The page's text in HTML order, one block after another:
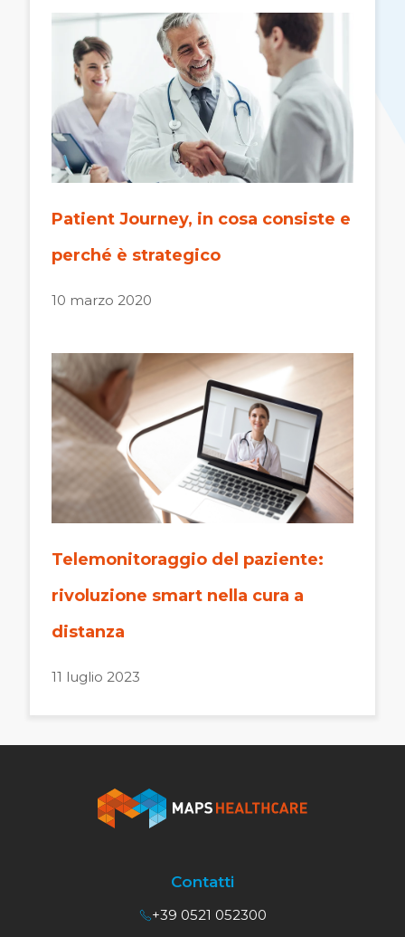
Patient Journey, in cosa consiste e
perché è strategico
10 marzo 2020
Telemonitoraggio del paziente:
rivoluzione smart nella cura a
distanza
11 luglio 2023
Contatti
+39 0521 052300